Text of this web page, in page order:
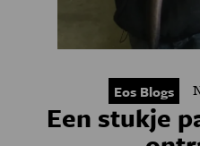
Eos Blogs
Een stukje